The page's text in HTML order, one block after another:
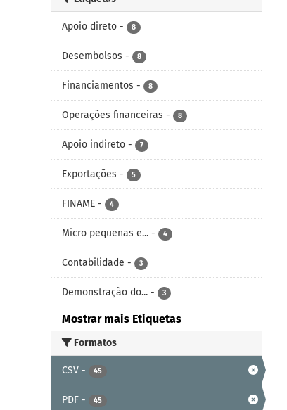
Apoio direto - 8
Desembolsos - 8
Financiamentos - 8
Operações financeiras - 8
Apoio indireto - 7
Exportações - 5
FINAME - 4
Micro pequenas e... - 4
Contabilidade - 3
Demonstração do... - 3
Mostrar mais Etiquetas
Formatos
CSV - 45
PDF - 45